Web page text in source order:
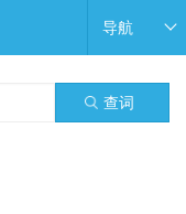
导航
查词